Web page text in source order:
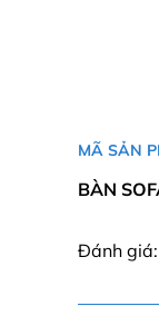
MÃ SẢN
BÀN
Đánh giá: